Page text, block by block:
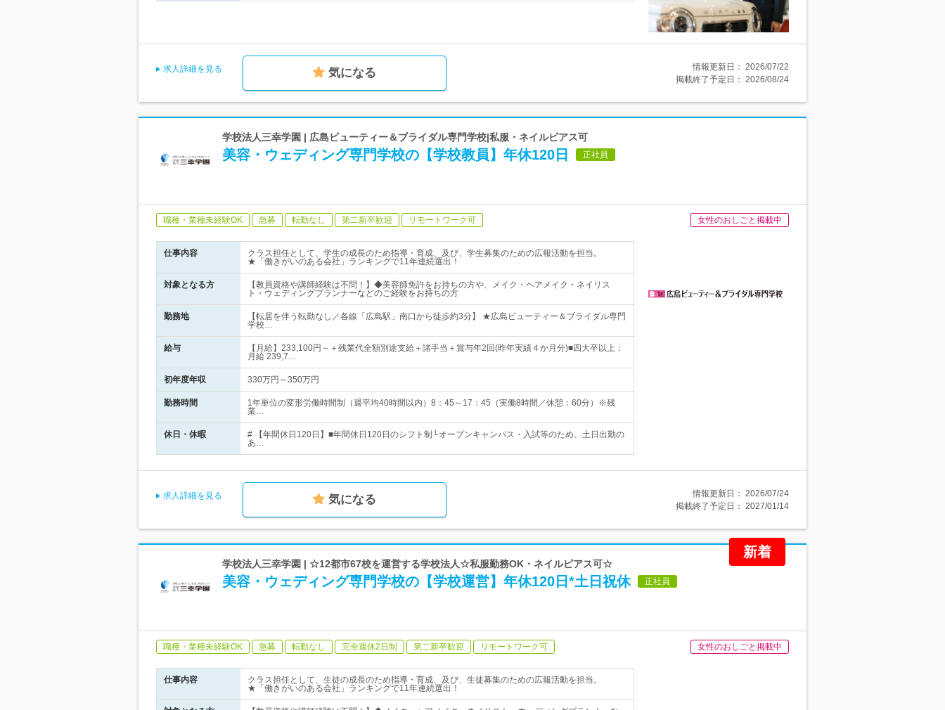
求人詳細を見る 気になる 情報更新日： 2026/07/22
掲載終了予定日： 2026/08/24
学校法人三幸学園 | 広島ビューティー＆ブライダル専門学校|私服・ネイルピアス可
美容・ウェディング専門学校の【学校教員】年休120日 正社員
職種・業種未経験OK 急募 転勤なし 第二新卒歓迎 リモートワーク可 女性のおしごと掲載中
仕事内容
クラス担任として、学生の成長のため指導・育成、及び、学生募集のための広報活動を担当。
★「働きがいのある会社」ランキングで11年連続選出！
対象となる方
【教員資格や講師経験は不問！】◆美容師免許をお持ちの方や、メイク・ヘアメイク・ネイリス
ト・ウェディングプランナーなどのご経験をお持ちの方
勤務地
【転居を伴う転勤なし／各線「広島駅」南口から徒歩約3分】 ★広島ビューティー＆ブライダル専門
学校…
給与
【月給】233,100円～＋残業代全額別途支給＋諸手当＋賞与年2回(昨年実績４か月分)■四大卒以上：
月給 239,7…
初年度年収 330万円～350万円
勤務時間
1年単位の変形労働時間制（週平均40時間以内）8：45～17：45（実働8時間／休憩：60分）※残
業…
休日・休暇
# 【年間休日120日】■年間休日120日のシフト制└オープンキャンパス・入試等のため、土日出勤の
あ…
求人詳細を見る 気になる 情報更新日： 2026/07/24
掲載終了予定日： 2027/01/14
新着
学校法人三幸学園 | ☆12都市67校を運営する学校法人☆私服勤務OK・ネイルピアス可☆
美容・ウェディング専門学校の【学校運営】年休120日*土日祝休 正社員
職種・業種未経験OK 急募 転勤なし 完全週休2日制 第二新卒歓迎 リモートワーク可 女性のおしごと掲載中
仕事内容
クラス担任として、生徒の成長のため指導・育成、及び、生徒募集のための広報活動を担当。
★「働きがいのある会社」ランキングで11年連続選出！